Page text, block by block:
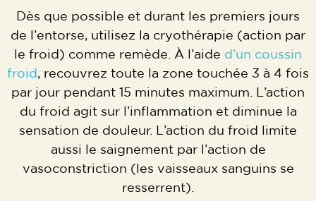
Dès que possible et durant les premiers jours
de l’entorse, utilisez la cryothérapie (action par
le froid) comme remède. À l’aide d’un coussin
froid , recouvrez toute la zone touchée 3 à 4 fois
par jour pendant 15 minutes maximum. L’action
du froid agit sur l’inflammation et diminue la
sensation de douleur. L’action du froid limite
aussi le saignement par l’action de
vasoconstriction (les vaisseaux sanguins se
resserrent).